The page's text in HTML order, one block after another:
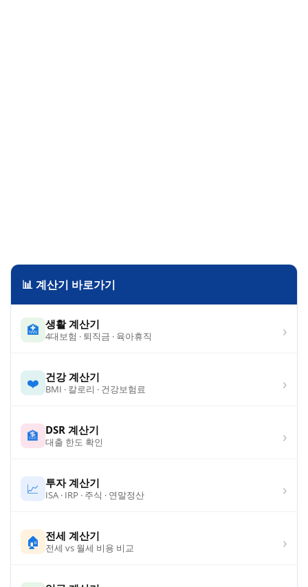
📊 계산기 바로가기
🏥 생활 계산기
4대보험 · 퇴직금 · 육아휴직 ›
❤️ 건강 계산기
BMI · 칼로리 · 건강보험료 ›
🏦 DSR 계산기
대출 한도 확인 ›
📈 투자 계산기
ISA · IRP · 주식 · 연말정산 ›
🏠 전세 계산기
전세 vs 월세 비용 비교 ›